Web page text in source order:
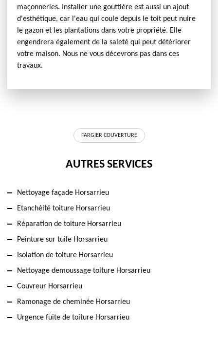
maçonneries. Installer une gouttière est aussi un ajout
d'esthétique, car l'eau qui coule depuis le toit peut nuire
le gazon et les plantations dans votre propriété. Elle
engendrera également de la saleté qui peut détériorer
votre maison. Nous ne vous décevrons pas dans ces
travaux.
FARGIER COUVERTURE
AUTRES SERVICES
Nettoyage façade Horsarrieu
Etanchéité toiture Horsarrieu
Réparation de toiture Horsarrieu
Peinture sur tuile Horsarrieu
Isolation de toiture Horsarrieu
Nettoyage demoussage toiture Horsarrieu
Couvreur Horsarrieu
Ramonage de cheminée Horsarrieu
Urgence fuite de toiture Horsarrieu